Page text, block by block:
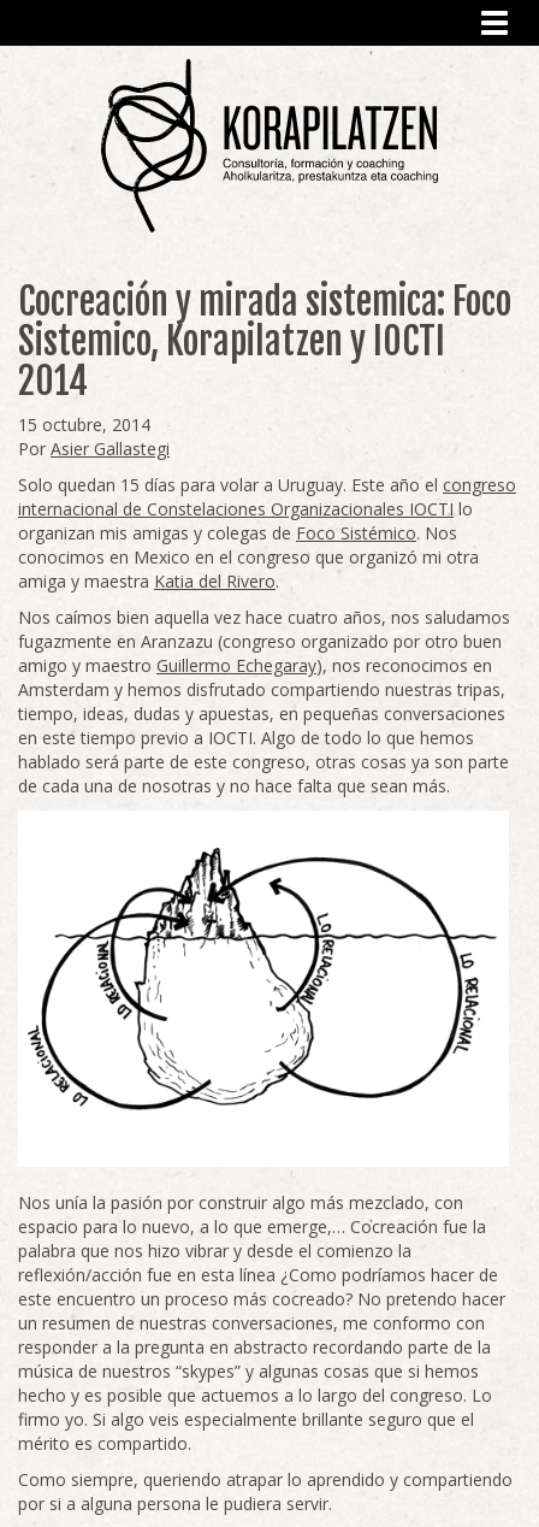
Cocreación y mirada sistemica: Foco
Sistemico, Korapilatzen y IOCTI
2014
15 octubre, 2014
PorAsier Gallastegi
Solo quedan 15 días para volar a Uruguay. Este año el congreso
internacional de Constelaciones Organizacionales IOCTI lo
organizan mis amigas y colegas de Foco Sistémico. Nos
conocimos en Mexico en el congreso que organizó mi otra
amiga y maestra Katia del Rivero.
Nos caímos bien aquella vez hace cuatro años, nos saludamos
fugazmente en Aranzazu (congreso organizado por otro buen
amigo y maestro Guillermo Echegaray), nos reconocimos en
Amsterdam y hemos disfrutado compartiendo nuestras tripas,
tiempo, ideas, dudas y apuestas, en pequeñas conversaciones
en este tiempo previo a IOCTI. Algo de todo lo que hemos
hablado será parte de este congreso, otras cosas ya son parte
de cada una de nosotras y no hace falta que sean más.
Nos unía la pasión por construir algo más mezclado, con
espacio para lo nuevo, a lo que emerge,… Cocreación fue la
palabra que nos hizo vibrar y desde el comienzo la
reflexión/acción fue en esta línea ¿Como podríamos hacer de
este encuentro un proceso más cocreado? No pretendo hacer
un resumen de nuestras conversaciones, me conformo con
responder a la pregunta en abstracto recordando parte de la
música de nuestros “skypes” y algunas cosas que si hemos
hecho y es posible que actuemos a lo largo del congreso. Lo
firmo yo. Si algo veis especialmente brillante seguro que el
mérito es compartido.
Como siempre, queriendo atrapar lo aprendido y compartiendo
por si a alguna persona le pudiera servir.